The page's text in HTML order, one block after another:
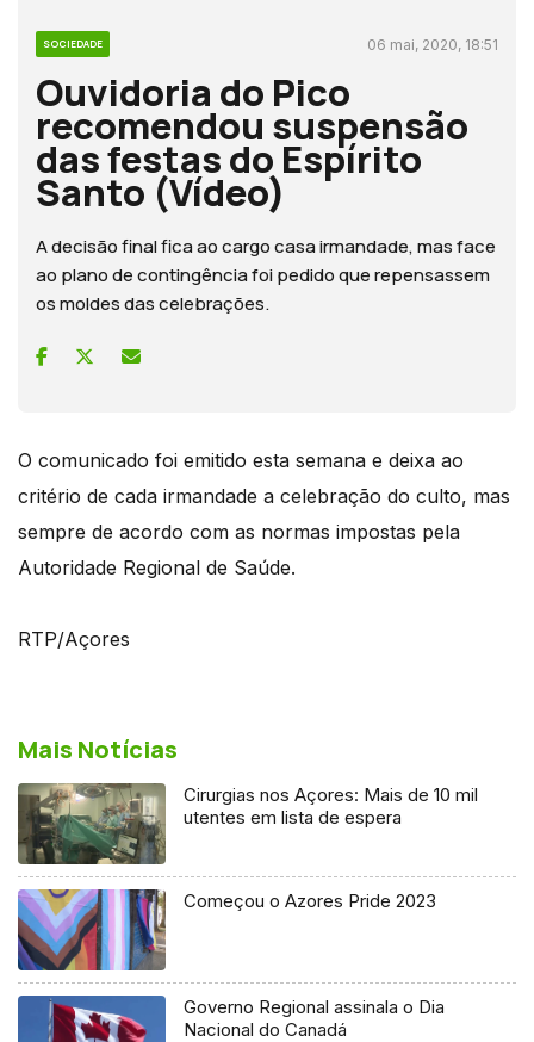
SOCIEDADE 06 mai, 2020, 18:51
Ouvidoria do Pico
recomendou suspensão
das festas do Espírito
Santo (Vídeo)
A decisão final fica ao cargo casa irmandade, mas face
ao plano de contingência foi pedido que repensassem
os moldes das celebrações.
O comunicado foi emitido esta semana e deixa ao
critério de cada irmandade a celebração do culto, mas
sempre de acordo com as normas impostas pela
Autoridade Regional de Saúde.
RTP/Açores
Mais Notícias
Cirurgias nos Açores: Mais de 10 mil
utentes em lista de espera
Começou o Azores Pride 2023
Governo Regional assinala o Dia
Nacional do Canadá